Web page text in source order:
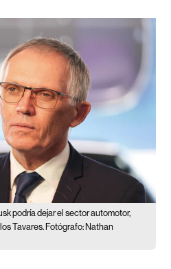
podría dejar el sector automotor,
Tavares. Fotógrafo: Nathan